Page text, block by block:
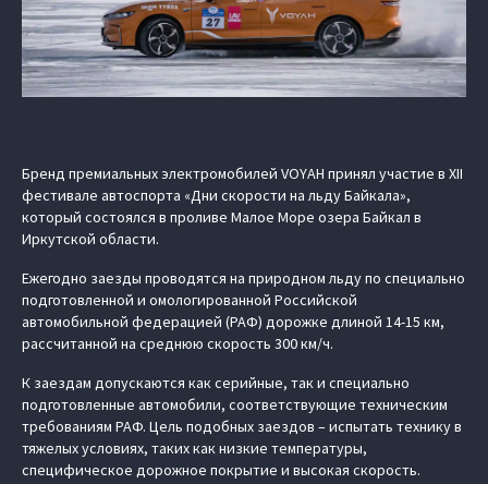
Бренд премиальных электромобилей VOYAH принял участие в XII
фестивале автоспорта «Дни скорости на льду Байкала»,
который состоялся в проливе Малое Море озера Байкал в
Иркутской области.
Ежегодно заезды проводятся на природном льду по специально
подготовленной и омологированной Российской
автомобильной федерацией (РАФ) дорожке длиной 14-15 км,
рассчитанной на среднюю скорость 300 км/ч.
К заездам допускаются как серийные, так и специально
подготовленные автомобили, соответствующие техническим
требованиям РАФ. Цель подобных заездов – испытать технику в
тяжелых условиях, таких как низкие температуры,
специфическое дорожное покрытие и высокая скорость.